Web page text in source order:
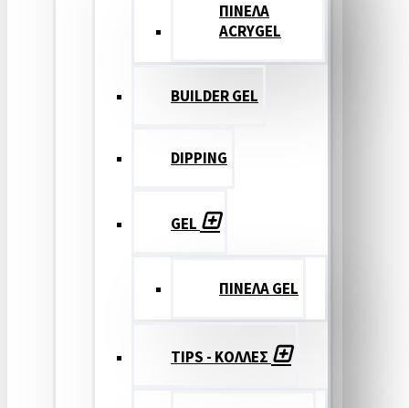
ΠΙΝΕΛΑ
ACRYGEL
BUILDER GEL
DIPPING
GEL
ΠΙΝΕΛΑ GEL
TIPS - ΚΟΛΛΕΣ